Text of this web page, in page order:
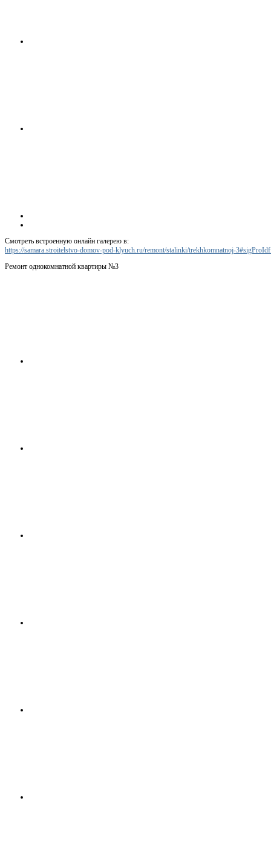
Смотреть встроенную онлайн галерею в:
https://samara.stroitelstvo-domov-pod-klyuch.ru/remont/stalinki/trekhkomnatnoj-
Ремонт однокомнатной квартиры №3